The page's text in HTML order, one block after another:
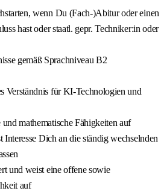
wenn Du (Fach-)Abitur oder einen
hast oder staatl. gepr. Techniker:in oder
gemäß Sprachniveau B2
Verständnis für KI-Technologien und
mathematische Fähigkeiten auf
Interesse Dich an die ständig wechselnden
und weist eine offene sowie
auf